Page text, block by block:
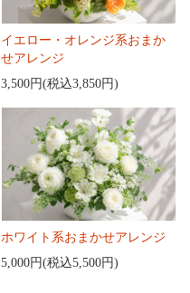
イエロー・オレンジ系おまか
せアレンジ
3,500円(税込3,850円)
ホワイト系おまかせアレンジ
5,000円(税込5,500円)